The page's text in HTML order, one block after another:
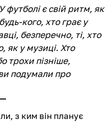
футболі є свій ритм, як
кого, хто грає у
безперечно, ті, хто
як у музиці. Хто
трохи пізніше,
подумали про
з ким він планує